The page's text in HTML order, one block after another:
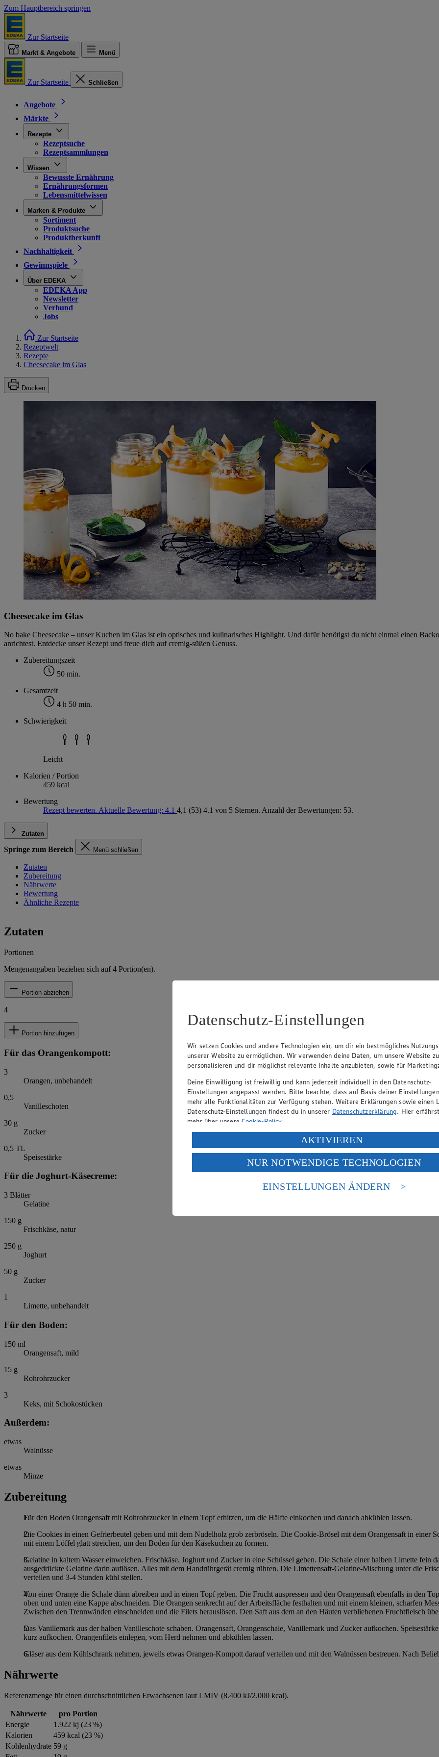
Zum Hauptbereich springen
Zur Startseite
Markt & Angebote Menü
Zur Startseite Schließen
Angebote
Märkte
Rezepte
Rezeptsuche
Rezeptsammlungen
Wissen
Bewusste Ernährung
Ernährungsformen
Lebensmittelwissen
Marken & Produkte
Sortiment
Produktsuche
Produktherkunft
Nachhaltigkeit
Gewinnspiele
Über EDEKA
EDEKA App
Newsletter
Verbund
Jobs
Zur Startseite
Rezeptwelt
Rezepte
Cheesecake im Glas
Drucken
Cheesecake im Glas
No bake Cheesecake – unser Kuchen im Glas ist ein optisches und kulinarisches Highlight. Und dafür benötigst du nicht einmal einen
anrichtest. Entdecke unser Rezept und freue dich auf cremig-süßen Genuss.
Zubereitungszeit
50 min.
Gesamtzeit
4 h 50 min.
Schwierigkeit
Leicht
Kalorien / Portion
459 kcal
Bewertung
Rezept bewerten. Aktuelle Bewertung: 4.1 4,1 (53) 4.1 von 5 Sternen. Anzahl der Bewertungen: 53.
Zutaten
Springe zum Bereich Menü schließen
Zutaten
Zubereitung
Nährwerte
Bewertung
Ähnliche Rezepte
Zutaten
Portionen
Mengenangaben beziehen sich auf4 Portion(en).
Portion abziehen
4
Portion hinzufügen
Für das Orangenkompott:
3
Orangen, unbehandelt
0,5
Vanilleschoten
30 g
Zucker
0,5 TL
Speisestärke
Für die Joghurt-Käsecreme:
3 Blätter
Gelatine
150 g
Frischkäse, natur
250 g
Joghurt
50 g
Zucker
1
Limette, unbehandelt
Für den Boden:
150 ml
Orangensaft, mild
15 g
Rohrohrzucker
3
Keks, mit Schokostücken
Außerdem:
etwas
Walnüsse
etwas
Minze
Zubereitung
Für den Boden Orangensaft mit Rohrohrzucker in einem Topf erhitzen, um die Hälfte einkochen und danach abkühlen lassen.
Die Cookies in einen Gefrierbeutel geben und mit dem Nudelholz grob zerbröseln. Die Cookie-Brösel mit dem Orangensaft in einer
mit einem Löffel glatt streichen, um den Boden für den Käsekuchen zu formen.
Gelatine in kaltem Wasser einweichen. Frischkäse, Joghurt und Zucker in eine Schüssel geben. Die Schale einer halben Limette fein
ausgedrückte Gelatine darin auflösen. Alles mit dem Handrührgerät cremig rühren. Die Limettensaft-Gelatine-Mischung unter die
verteilen und 3-4 Stunden kühl stellen.
Von einer Orange die Schale dünn abreiben und in einen Topf geben. Die Frucht auspressen und den Orangensaft ebenfalls in den
oben und unten eine Kappe abschneiden. Die Orangen senkrecht auf der Arbeitsfläche festhalten und mit einem kleinen, scharfen
Zwischen den Trennwänden einschneiden und die Filets herauslösen. Den Saft aus dem an den Häuten verbliebenen Fruchtfleisch
Das Vanillemark aus der halben Vanilleschote schaben. Orangensaft, Orangenschale, Vanillemark und Zucker aufkochen.
kurz aufkochen. Orangenfilets einlegen, vom Herd nehmen und abkühlen lassen.
Gläser aus dem Kühlschrank nehmen, jeweils etwas Orangen-Kompott darauf verteilen und mit den Walnüssen bestreuen. Nach
Nährwerte
Referenzmenge für einen durchschnittlichen Erwachsenen laut LMIV (8.400 kJ/2.000 kcal).
Nährwerte
pro Portion
Energie
1.922 kj (23 %)
Kalorien
459 kcal (23 %)
Kohlenhydrate 59 g
Datenschutz-Einstellungen
Wir setzen Cookies und andere Technologien ein, um dir ein bestmögliches
unserer Website zu ermöglichen. Wir verwenden deine Daten, um unsere Website zu
personalisieren und dir möglichst relevante Inhalte anzubieten, sowie für
Deine Einwilligung ist freiwillig und kann jederzeit individuell in den Datenschutz-
Einstellungen angepasst werden. Bitte beachte, dass auf Basis deiner
mehr alle Funktionalitäten zur Verfügung stehen. Weitere Erklärungen sowie einen
Datenschutz-Einstellungen findest du in unserer Datenschutzerklärung. Hier
mehr über unsereCookie-Policy.
Verarbeitung deiner personenbezogenen Daten in den USA durch Facebook und
Wenn du auf „Aktivieren“ klickst, willigst du im Sinne des Art. 49 Abs. 1 Satz 1 lit.
ein, dass deine Daten in den USA verarbeitet werden. Der EuGH sieht die USA als
einem nach europäischen Standards nicht angemessenen Datenschutzniveau an. Es
Risiko eines Zugriffs durch US-amerikanische Behörden.
AKTIVIEREN
NUR NOTWENDIGE TECHNOLOGIEN
EINSTELLUNGEN ÄNDERN